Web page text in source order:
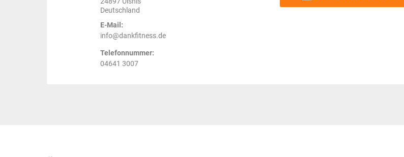
Deutschland
E-Mail:
info@dankfitness.de
Telefonnummer:
04641 3007